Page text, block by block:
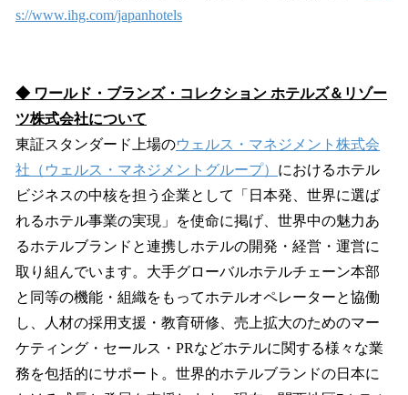
s://www.ihg.com/japanhotels
◆ ワールド・ブランズ・コレクション ホテルズ＆リゾー
ツ株式会社について
東証スタンダード上場のウェルス・マネジメント株式会
社（ウェルス・マネジメントグループ） におけるホテル
ビジネスの中核を担う企業として「日本発、世界に選ば
れるホテル事業の実現」を使命に掲げ、世界中の魅力あ
るホテルブランドと連携しホテルの開発・経営・運営に
取り組んでいます。大手グローバルホテルチェーン本部
と同等の機能・組織をもってホテルオペレーターと協働
し、人材の採用支援・教育研修、売上拡大のためのマー
ケティング・セールス・PRなどホテルに関する様々な業
務を包括的にサポート。世界的ホテルブランドの日本に